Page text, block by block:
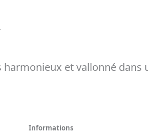
harmonieux et vallonné dans
Informations